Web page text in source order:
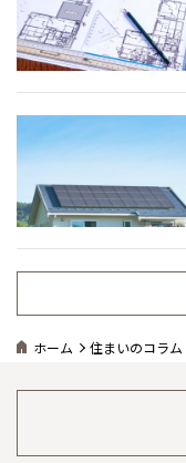
ホーム 住まいのコラム